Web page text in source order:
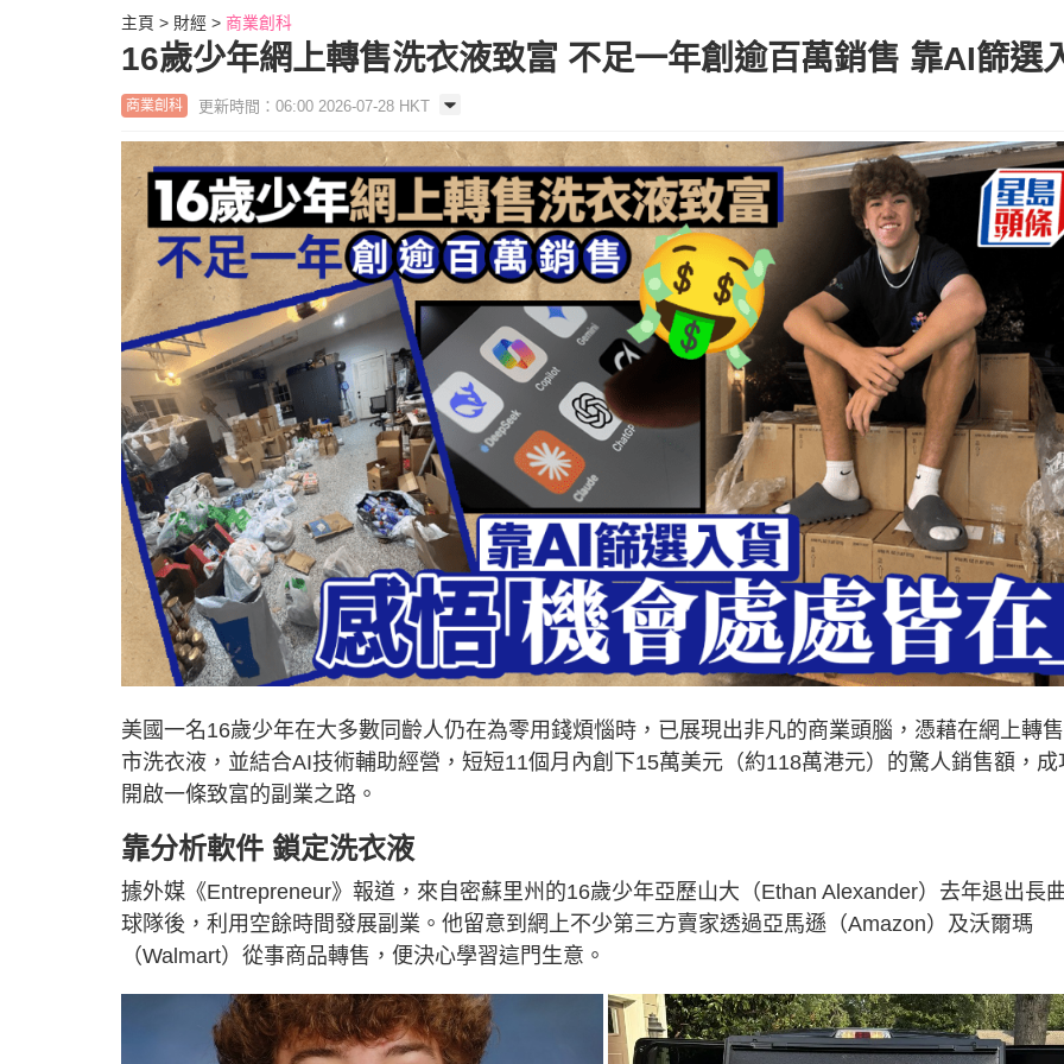
主頁 財經 商業創科
16歲少年網上轉售洗衣液致富 不足一年創逾百萬銷售 靠AI篩選
商業創科 更新時間：06:00 2026-07-28 HKT
美國一名16歲少年在大多數同齡人仍在為零用錢煩惱時，已展現出非凡的商業頭腦，憑藉在網上轉
市洗衣液，並結合AI技術輔助經營，短短11個月內創下15萬美元（約118萬港元）的驚人銷售額，成
開啟一條致富的副業之路。
靠分析軟件 鎖定洗衣液
據外媒《Entrepreneur》報道，來自密蘇里州的16歲少年亞歷山大（Ethan Alexander）去年退出長
球隊後，利用空餘時間發展副業。他留意到網上不少第三方賣家透過亞馬遜（Amazon）及沃爾瑪
（Walmart）從事商品轉售，便決心學習這門生意。